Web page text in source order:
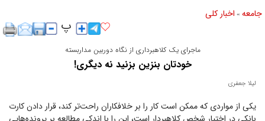
جامعه » اخبار كلی
ماجرای یک کلاهبرداری از نگاه دوربین مداربسته
خودتان بنزین بزنید نه دیگری!
لیلا جعفری
یکی از مواردی که ممکن است کار را بر خلافکاران راحت‌تر کند، قرار دادن کارت